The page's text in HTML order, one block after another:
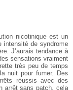
nicotinique est un
intensité de syndrome
J’aurais tendance à
sensations vraiment
très peu de temps
nuit pour fumer. Des
réussis avec des
arrêt sans patch, cela